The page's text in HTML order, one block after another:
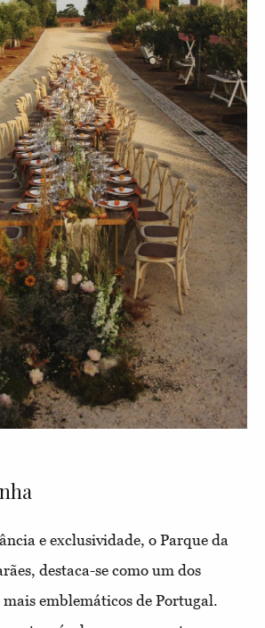
e exclusividade, o Parque da
destaca-se como um dos
emblemáticos de Portugal.